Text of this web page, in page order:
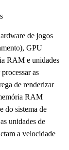
de jogos
GPU
RAM e unidades
as
de renderizar
RAM
do sistema de
unidades de
a velocidade